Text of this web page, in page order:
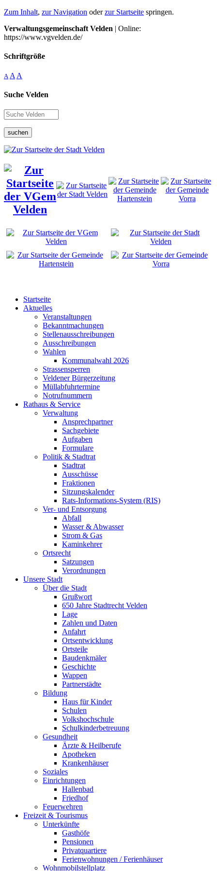
Zum Inhalt, zur Navigation oderzur Startseite springen.
Verwaltungsgemeinschaft Velden | Online:
https://www.vgvelden.de/
Schriftgröße
A A A
Suche Velden
suchen
Startseite
Aktuelles
Veranstaltungen
Bekanntmachungen
Stellenausschreibungen
Ausschreibungen
Wahlen
Kommunalwahl 2026
Strassensperren
Veldener Bürgerzeitung
Müllabfuhrtermine
Notrufnummern
Rathaus & Service
Verwaltung
Ansprechpartner
Sachgebiete
Aufgaben
Formulare
Politik & Stadtrat
Stadtrat
Ausschüsse
Fraktionen
Sitzungskalender
Rats-Informations-System (RIS)
Ver- und Entsorgung
Abfall
Wasser & Abwasser
Strom & Gas
Kaminkehrer
Ortsrecht
Satzungen
Verordnungen
Unsere Stadt
Über die Stadt
Grußwort
650 Jahre Stadtrecht Velden
Lage
Zahlen und Daten
Anfahrt
Ortsentwicklung
Ortsteile
Baudenkmäler
Geschichte
Wappen
Partnerstädte
Bildung
Haus für Kinder
Schulen
Volkshochschule
Schulkinderbetreuung
Gesundheit
Ärzte & Heilberufe
Apotheken
Krankenhäuser
Soziales
Einrichtungen
Hallenbad
Friedhof
Feuerwehren
Freizeit & Tourismus
Unterkünfte
Gasthöfe
Pensionen
Privatquartiere
Ferienwohnungen / Ferienhäuser
Wohnmobilstellplatz